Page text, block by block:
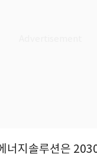
너지솔루션은